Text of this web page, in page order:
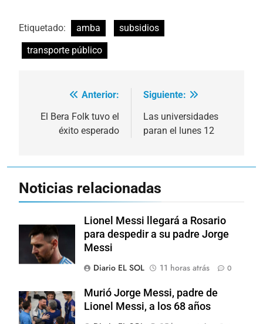
Etiquetado: amba
subsidios
transporte público
Navegación
de
Anterior:
El Bera Folk tuvo el
éxito esperado
Siguiente:
Las universidades
paran el lunes 12
Noticias relacionadas
Lionel Messi llegará a Rosario
para despedir a su padre Jorge
Messi
Diario EL SOL
11 horas atrás 0
Murió Jorge Messi, padre de
Lionel Messi, a los 68 años